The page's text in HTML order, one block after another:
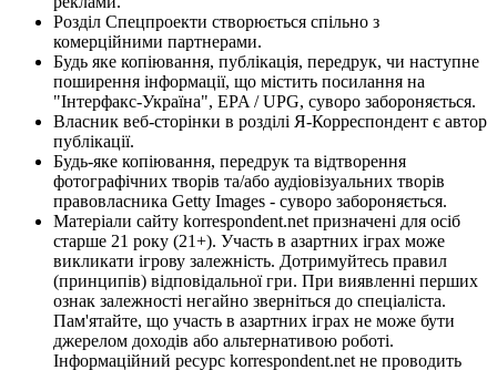
Розділ Спецпроекти створюється спільно з
комерційними партнерами.
Будь яке копіювання, публікація, передрук, чи наступне
поширення інформації, що містить посилання на
"Інтерфакс-Україна", EPA / UPG, суворо забороняється.
Власник веб-сторінки в розділі Я-Корреспондент є автор
публікації.
Будь-яке копіювання, передрук та відтворення
фотографічних творів та/або аудіовізуальних творів
правовласника Getty Images - суворо забороняється.
Матеріали сайту korrespondent.net призначені для осіб
старше 21 року (21+). Участь в азартних іграх може
викликати ігрову залежність. Дотримуйтесь правил
(принципів) відповідальної гри. При виявленні перших
ознак залежності негайно зверніться до спеціаліста.
Пам'ятайте, що участь в азартних іграх не може бути
джерелом доходів або альтернативою роботі.
Інформаційний ресурс korrespondent.net не проводить